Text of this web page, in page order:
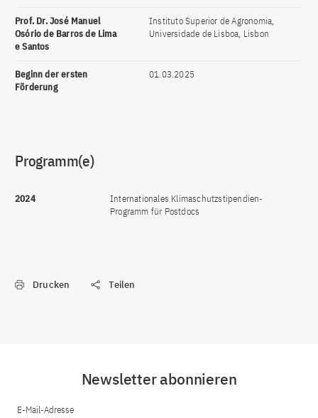
Prof. Dr. José Manuel
Osório de Barros de Lima
e Santos
Instituto Superior de Agronomia,
Universidade de Lisboa, Lisbon
Beginn der ersten
Förderung
01.03.2025
Programm(e)
2024
Internationales Klimaschutzstipendien-
Programm für Postdocs
Drucken Teilen
Newsletter abonnieren
E-Mail-Adresse